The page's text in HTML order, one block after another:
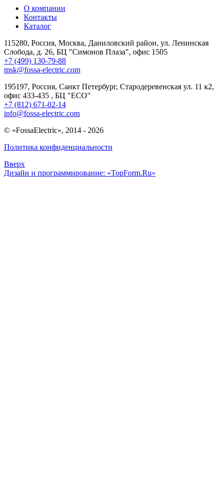
О компании
Контакты
Каталог
115280, Россия, Москва, Даниловский район, ул. Ленинская
Слобода, д. 26, БЦ "Симонов Плаза", офис 1505
+7 (499) 130-79-88
msk@fossa-electric.com
195197, Россия, Санкт Петербург, Стародеревенская ул. 11 к2,
офис 433-435 , БЦ "ECO"
+7 (812) 671-02-14
info@fossa-electric.com
© «FossaElectric», 2014 - 2026
Политика конфиденциальности
Вверх
Дизайн и программирование: «TopForm.Ru»